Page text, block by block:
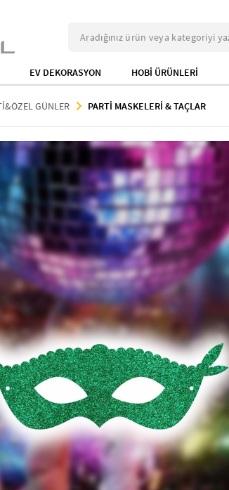
EV DEKORASYON HOBİ ÜRÜNLERİ
GÜNLER PARTİ MASKELERİ & TAÇLAR